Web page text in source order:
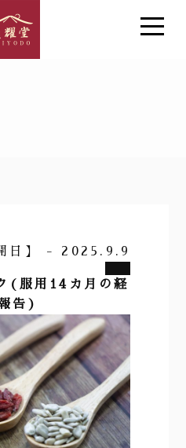
開日】 - 2025.9.9
(服用14カ月の経
告)